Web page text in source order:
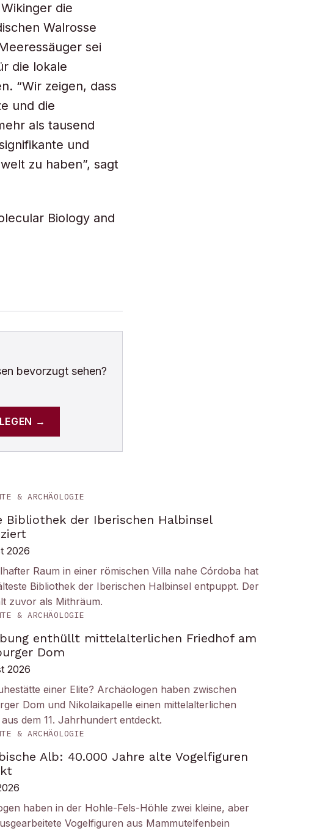
die
Walrosse
sei
die lokale
“Wir zeigen, dass
und die
als tausend
und
zu haben”, sagt
Biology and
bevorzugt sehen?
→
& ARCHÄOLOGIE
Bibliothek der Iberischen Halbinsel
2026
Raum in einer römischen Villa nahe Córdoba hat
Bibliothek der Iberischen Halbinsel entpuppt. Der
zuvor als Mithräum.
& ARCHÄOLOGIE
enthüllt mittelalterlichen Friedhof am
Dom
2026
einer Elite? Archäologen haben zwischen
Dom und Nikolaikapelle einen mittelalterlichen
dem 11. Jahrhundert entdeckt.
& ARCHÄOLOGIE
Alb: 40.000 Jahre alte Vogelfiguren
haben in der Hohle-Fels-Höhle zwei kleine, aber
Vogelfiguren aus Mammutelfenbein